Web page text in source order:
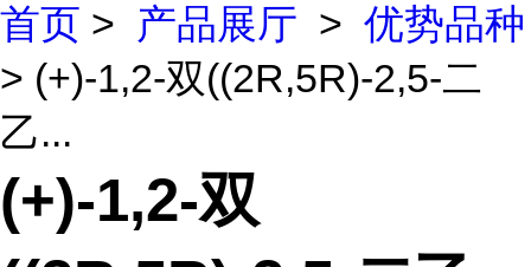
首页 > 产品展厅 > 优势品种
> (+)-1,2-双((2R,5R)-2,5-二
乙...
(+)-1,2-双